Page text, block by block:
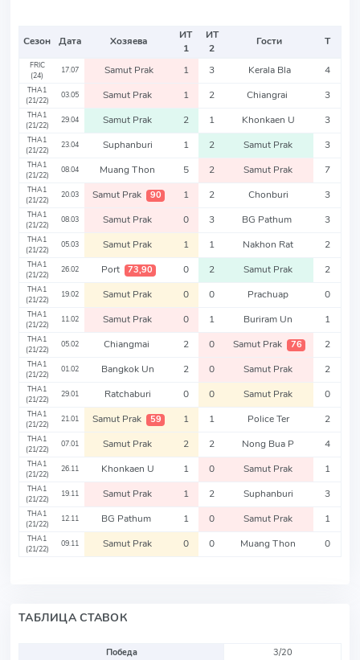
Сезон Дата Хозяева
ИТ
1
ИТ
2
Гости Т
FRIC
(24)
17.07 Samut Prak 1 3 Kerala Bla 4
THA1
(21/22)
03.05 Samut Prak 1 2 Chiangrai 3
THA1
(21/22)
29.04 Samut Prak 2 1 Khonkaen U 3
THA1
(21/22)
23.04 Suphanburi 1 2 Samut Prak 3
THA1
(21/22)
08.04 Muang Thon 5 2 Samut Prak 7
THA1
(21/22)
20.03 Samut Prak 90 1 2 Chonburi 3
THA1
(21/22)
08.03 Samut Prak 0 3 BG Pathum 3
THA1
(21/22)
05.03 Samut Prak 1 1 Nakhon Rat 2
THA1
(21/22)
26.02 Port 73,90 0 2 Samut Prak 2
THA1
(21/22)
19.02 Samut Prak 0 0 Prachuap 0
THA1
(21/22)
11.02 Samut Prak 0 1 Buriram Un 1
THA1
(21/22)
05.02 Chiangmai 2 0 Samut Prak 76 2
THA1
(21/22)
01.02 Bangkok Un 2 0 Samut Prak 2
THA1
(21/22)
29.01 Ratchaburi 0 0 Samut Prak 0
THA1
(21/22)
21.01 Samut Prak 59 1 1 Police Ter 2
THA1
(21/22)
07.01 Samut Prak 2 2 Nong Bua P 4
THA1
(21/22)
26.11 Khonkaen U 1 0 Samut Prak 1
THA1
(21/22)
19.11 Samut Prak 1 2 Suphanburi 3
THA1
(21/22)
12.11 BG Pathum 1 0 Samut Prak 1
THA1
(21/22)
09.11 Samut Prak 0 0 Muang Thon 0
ТАБЛИЦА СТАВОК
Победа
3/20